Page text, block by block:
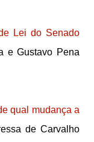
Lei do Senado
e Gustavo Pena
qual mudança a
de Carvalho